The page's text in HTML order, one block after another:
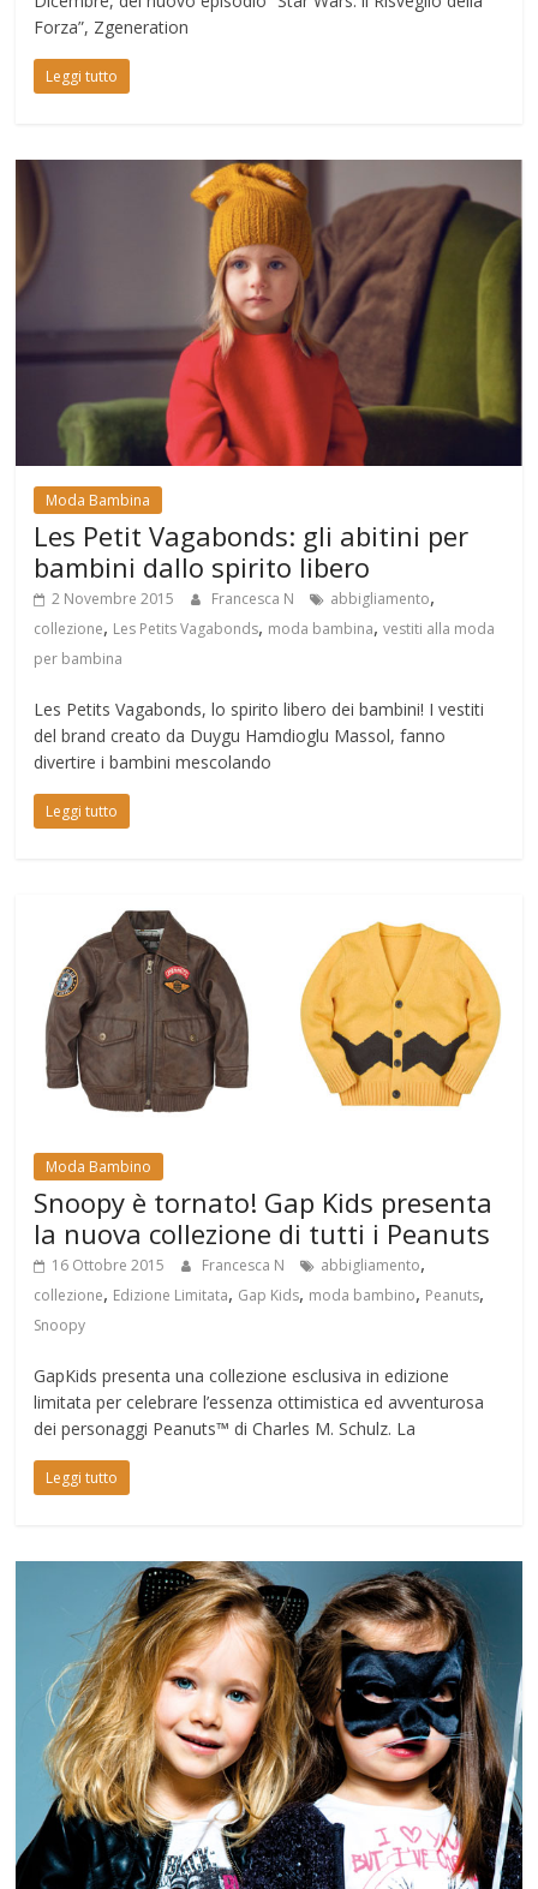
Forza”, Zgeneration
Leggi tutto
Moda Bambina
Les Petit Vagabonds: gli abitini per
bambini dallo spirito libero
2 Novembre 2015 Francesca N abbigliamento,
collezione, Les Petits Vagabonds, moda bambina,vestiti alla moda
per bambina
Les Petits Vagabonds, lo spirito libero dei bambini! I vestiti
del brand creato da Duygu Hamdioglu Massol, fanno
divertire i bambini mescolando
Leggi tutto
Moda Bambino
Snoopy è tornato! Gap Kids presenta
la nuova collezione di tutti i Peanuts
16 Ottobre 2015 Francesca N abbigliamento,
collezione, Edizione Limitata, Gap Kids, moda bambino, Peanuts,
Snoopy
GapKids presenta una collezione esclusiva in edizione
limitata per celebrare l’essenza ottimistica ed avventurosa
dei personaggi Peanuts™ di Charles M. Schulz. La
Leggi tutto